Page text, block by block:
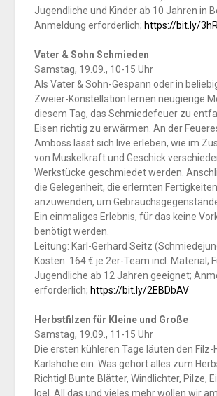
Jugendliche und Kinder ab 10 Jahren in
Anmeldung erforderlich; https://bit.ly/
Vater & Sohn Schmieden
Samstag, 19.09., 10-15 Uhr
Als Vater & Sohn-Gespann oder in
Zweier-Konstellation lernen neugierige
diesem Tag, das Schmiedefeuer zu
Eisen richtig zu erwärmen. An der
Amboss lässt sich live erleben, wie im
von Muskelkraft und Geschick
Werkstücke geschmiedet werden.
die Gelegenheit, die erlernten
anzuwenden, um
Ein einmaliges Erlebnis, für das keine
benötigt werden.
Leitung: Karl-Gerhard Seitz
Kosten: 164 € je 2er-Team incl. Material;
Jugendliche ab 12 Jahren geeignet;
erforderlich; https://bit.ly/2EBDbAV
Herbstfilzen für Kleine und Große
Samstag, 19.09., 11-15 Uhr
Die ersten kühleren Tage läuten den
Karlshöhe ein. Was gehört alles zum
Richtig! Bunte Blätter, Windlichter, Pilze,
Igel. All das und vieles mehr wollen wir